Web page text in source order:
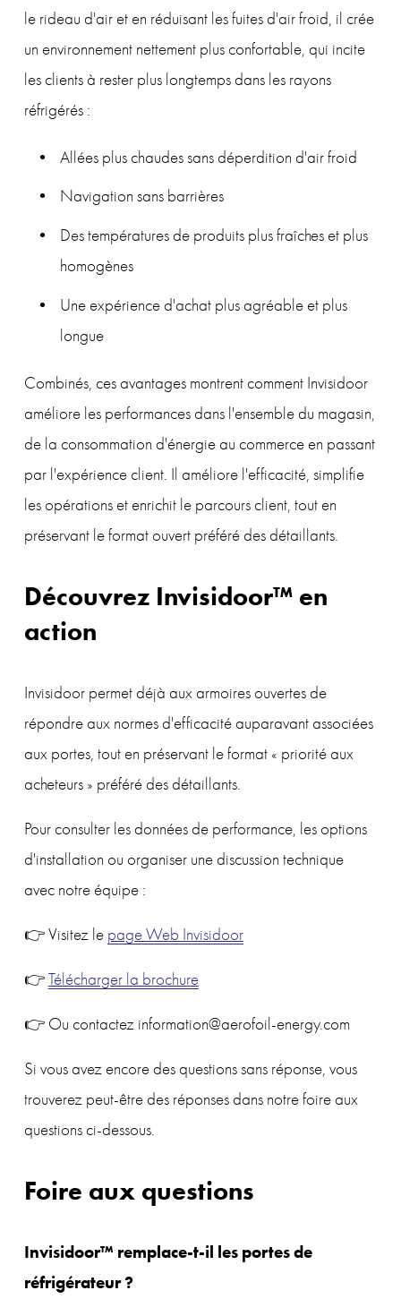
le rideau d'air et en réduisant les fuites d'air froid, il crée
un environnement nettement plus confortable, qui incite
les clients à rester plus longtemps dans les rayons
réfrigérés :
Allées plus chaudes sans déperdition d'air froid
Navigation sans barrières
Des températures de produits plus fraîches et plus
homogènes
Une expérience d'achat plus agréable et plus
longue
Combinés, ces avantages montrent comment Invisidoor
améliore les performances dans l'ensemble du magasin,
de la consommation d'énergie au commerce en passant
par l'expérience client. Il améliore l'efficacité, simplifie
les opérations et enrichit le parcours client, tout en
préservant le format ouvert préféré des détaillants.
Découvrez Invisidoor™ en
action
Invisidoor permet déjà aux armoires ouvertes de
répondre aux normes d'efficacité auparavant associées
aux portes, tout en préservant le format « priorité aux
acheteurs » préféré des détaillants.
Pour consulter les données de performance, les options
d'installation ou organiser une discussion technique
avec notre équipe :
👉 Visitez le page Web Invisidoor
👉 Télécharger la brochure
👉 Ou contactez information@aerofoil-energy.com
Si vous avez encore des questions sans réponse, vous
trouverez peut-être des réponses dans notre foire aux
questions ci-dessous.
Foire aux questions
Invisidoor™ remplace-t-il les portes de
réfrigérateur ?